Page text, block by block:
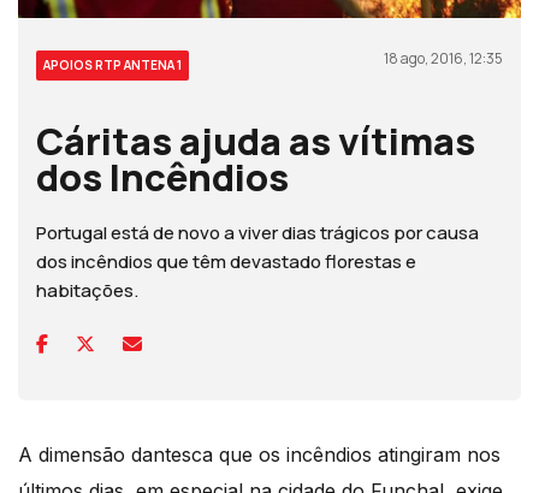
APOIOS RTP ANTENA 1 18 ago, 2016, 12:35
Cáritas ajuda as vítimas
dos Incêndios
Portugal está de novo a viver dias trágicos por causa
dos incêndios que têm devastado florestas e
habitações.
A dimensão dantesca que os incêndios atingiram nos